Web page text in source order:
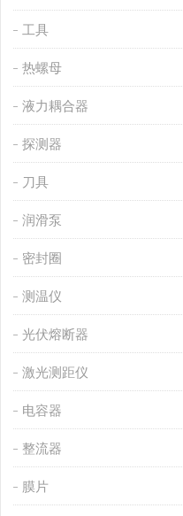
工具
热螺母
液力耦合器
探测器
刀具
润滑泵
密封圈
测温仪
光伏熔断器
激光测距仪
电容器
整流器
膜片